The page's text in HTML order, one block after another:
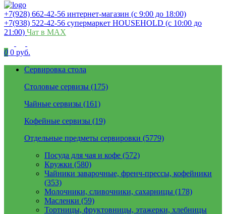
+7(928) 662-42-56 интернет-магазин (с 9:00 до 18:00)
+7(938) 522-42-56 супермаркет HOUSEHOLD (с 10:00 до
21:00) Чат в MAX
0 0 руб.
Сервировка стола
Столовые сервизы (175)
Чайные сервизы (161)
Кофейные сервизы (19)
Отдельные предметы сервировки (5779)
Посуда для чая и кофе (572)
Кружки (580)
Чайники заварочные, френч-прессы, кофейники
(353)
Молочники, сливочники, сахарницы (178)
Масленки (59)
Тортницы, фруктовницы, этажерки, хлебницы